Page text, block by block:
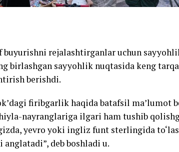
buyurishni rejalashtirganlar uchun
birlashgan sayyohlik nuqtasida keng
berishdi.
firibgarlik haqida batafsil ma’lumot
nayranglariga ilgari ham tushib
yevro yoki ingliz funt sterlingida
deb boshladi u.